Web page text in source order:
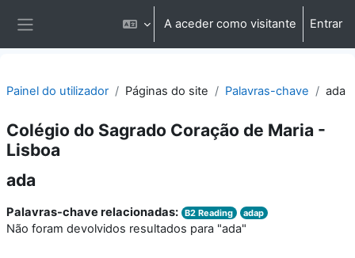
A aceder como visitante Entrar
Painel do utilizador Páginas do site Palavras-chave ada
Colégio do Sagrado Coração de Maria -
Lisboa
ada
Palavras-chave relacionadas: B2 Reading adap
Não foram devolvidos resultados para "ada"